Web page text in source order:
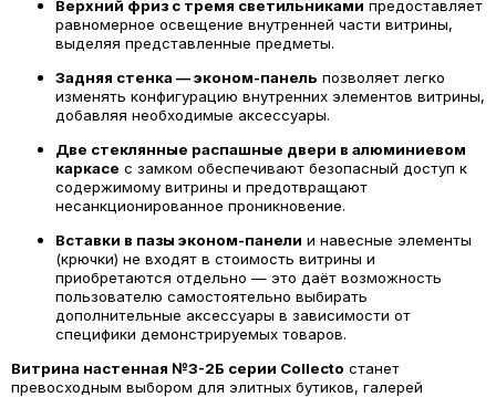
Верхний фриз с тремя светильниками предоставляет
равномерное освещение внутренней части витрины,
выделяя представленные предметы.
Задняя стенка — эконом-панель позволяет легко
изменять конфигурацию внутренних элементов витрины,
добавляя необходимые аксессуары.
Две стеклянные распашные двери в алюминиевом
каркасе с замком обеспечивают безопасный доступ к
содержимому витрины и предотвращают
несанкционированное проникновение.
Вставки в пазы эконом-панели и навесные элементы
(крючки) не входят в стоимость витрины и
приобретаются отдельно — это даёт возможность
пользователю самостоятельно выбирать
дополнительные аксессуары в зависимости от
специфики демонстрируемых товаров.
Витрина настенная №3-2Б серии Collecto станет
превосходным выбором для элитных бутиков, галерей